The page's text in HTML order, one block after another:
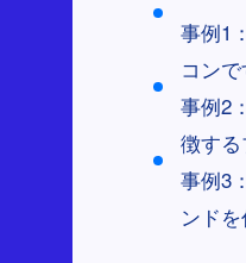
事例1
コンで
事例2
徴する
事例3
ンド